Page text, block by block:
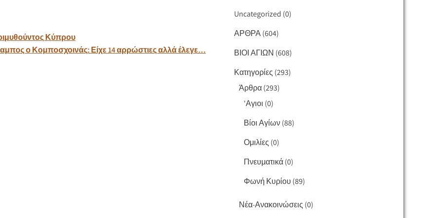
Κύπρου
ο Κομποσχοινάς: Είχε 14 αρρώστιες αλλά έλεγε…
Uncategorized (0)
ΑΡΘΡΑ(604)
ΒΙΟΙ ΑΓΙΩΝ (608)
Κατηγορίες (293)
Άρθρα(293)
'Αγιοι (0)
Βίοι Αγίων(88)
Ομιλίες (0)
Πνευματικά(0)
Φωνή Κυρίου (89)
Νέα-Ανακοινώσεις (0)